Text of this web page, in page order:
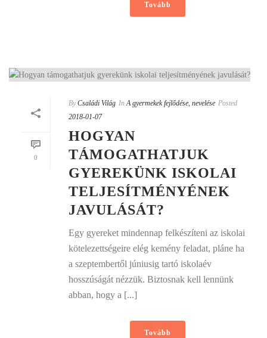
Tovább
0
By Családi Világ In A gyermekek fejlődése, nevelése Posted
2018-01-07
HOGYAN
TÁMOGATHATJUK
GYEREKÜNK ISKOLAI
TELJESÍTMÉNYÉNEK
JAVULÁSÁT?
Egy gyereket mindennap felkészíteni az iskolai
kötelezettségeire elég kemény feladat, pláne ha
a szeptembertől júniusig tartó iskolaév
hosszúságát nézzük. Biztosnak kell lennünk
abban, hogy a [...]
Tovább